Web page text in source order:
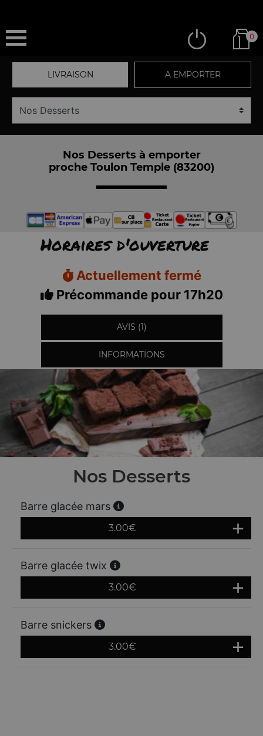
0
LIVRAISON A EMPORTER
Nos Desserts à emporter
proche Toulon Temple (83200)
Horaires d'ouverture
Actuellement fermé
Précommande pour 17h20
AVIS (1)
INFORMATIONS
Nos Desserts
Barre glacée mars
3.00€
Barre glacée twix
3.00€
Barre snickers
3.00€